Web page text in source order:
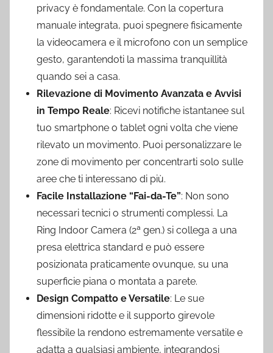
privacy è fondamentale. Con la copertura
manuale integrata, puoi spegnere fisicamente
la videocamera e il microfono con un semplice
gesto, garantendoti la massima tranquillità
quando sei a casa.
Rilevazione di Movimento Avanzata e Avvisi
in Tempo Reale: Ricevi notifiche istantanee sul
tuo smartphone o tablet ogni volta che viene
rilevato un movimento. Puoi personalizzare le
zone di movimento per concentrarti solo sulle
aree che ti interessano di più.
Facile Installazione “Fai-da-Te”: Non sono
necessari tecnici o strumenti complessi. La
Ring Indoor Camera (2ª gen.) si collega a una
presa elettrica standard e può essere
posizionata praticamente ovunque, su una
superficie piana o montata a parete.
Design Compatto e Versatile: Le sue
dimensioni ridotte e il supporto girevole
flessibile la rendono estremamente versatile e
adatta a qualsiasi ambiente, integrandosi